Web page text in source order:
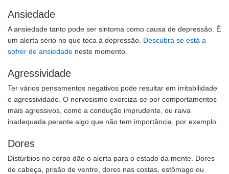
Ansiedade
A ansiedade tanto pode ser sintoma como causa de depressão. É
um alerta sério no que toca à depressão. Descubra se está a
sofrer de ansiedade neste momento.
Agressividade
Ter vários pensamentos negativos pode resultar em irritabilidade
e agressividade. O nervosismo exorciza-se por comportamentos
mais agressivos, como a condução imprudente, ou raiva
inadequada perante algo que não tem importância, por exemplo.
Dores
Distúrbios no corpo dão o alerta para o estado da mente. Dores
de cabeça, prisão de ventre, dores nas costas, estômago ou